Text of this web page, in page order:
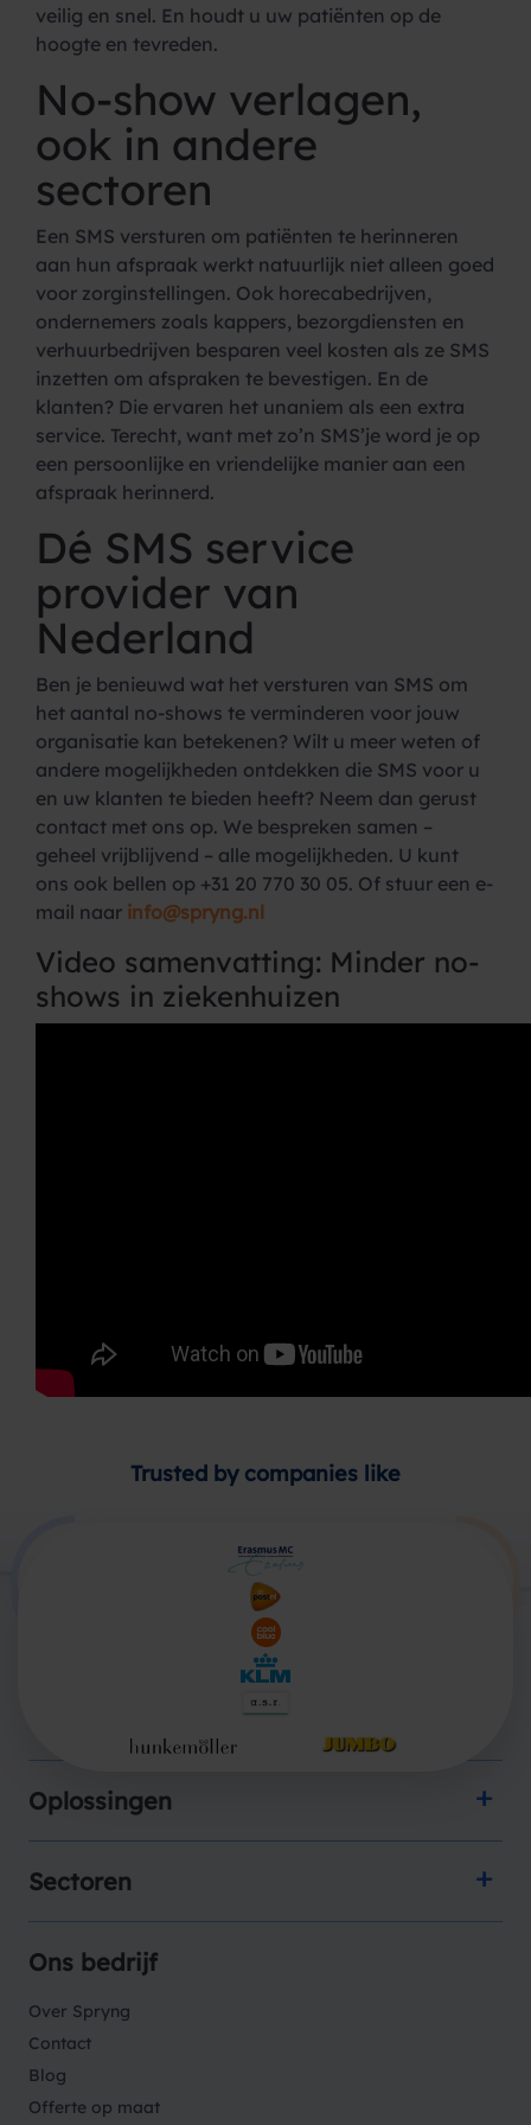
veilig en snel. En houdt u uw patiënten op de
hoogte en tevreden.
No-show verlagen,
ook in andere
sectoren
Een SMS versturen om patiënten te herinneren
aan hun afspraak werkt natuurlijk niet alleen goed
voor zorginstellingen. Ook horecabedrijven,
ondernemers zoals kappers, bezorgdiensten en
verhuurbedrijven besparen veel kosten als ze SMS
inzetten om afspraken te bevestigen. En de
klanten? Die ervaren het unaniem als een extra
service. Terecht, want met zo’n SMS’je word je op
een persoonlijke en vriendelijke manier aan een
afspraak herinnerd.
Dé SMS service
provider van
Nederland
Ben je benieuwd wat het versturen van SMS om
het aantal no-shows te verminderen voor jouw
organisatie kan betekenen? Wilt u meer weten of
andere mogelijkheden ontdekken die SMS voor u
en uw klanten te bieden heeft? Neem dan gerust
contact met ons op. We bespreken samen –
geheel vrijblijvend – alle mogelijkheden. U kunt
ons ook bellen op +31 20 770 30 05. Of stuur een e-
mail naar info@spryng.nl
Video samenvatting: Minder no-
shows in ziekenhuizen
Trusted by companies like
Oplossingen
Sectoren
Ons bedrijf
Over Spryng
Contact
Blog
Offerte op maat